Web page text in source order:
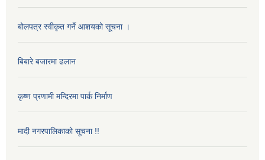
बोलपत्र स्वीकृत गर्ने आशयको सूचना ।
बिबारे बजारमा ढलान
कृष्ण प्रणामी मन्दिरमा पार्क निर्माण
मादी नगरपालिकाको सूचना !!